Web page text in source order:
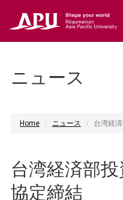
ニュース
Home ニュース 台湾経
台湾経済部
協定締結